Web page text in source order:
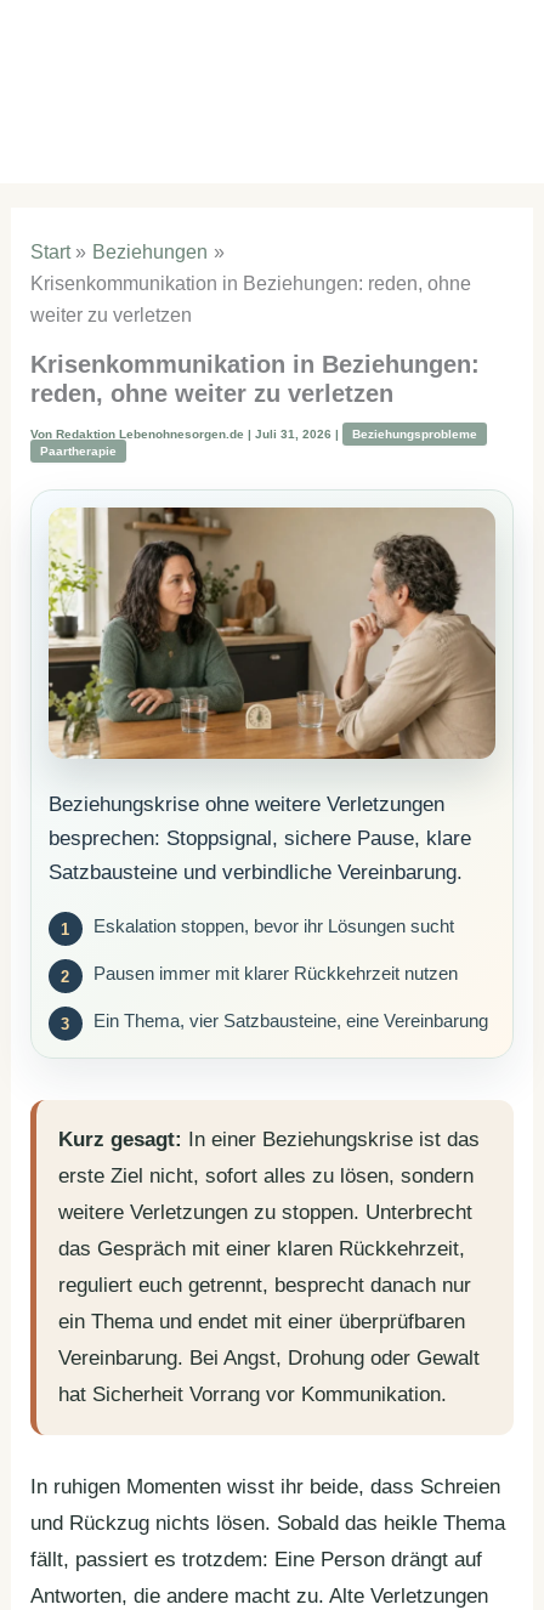
Start
Beziehungen
Krisenkommunikation in Beziehungen: reden, ohne
weiter zu verletzen
Krisenkommunikation in Beziehungen:
reden, ohne weiter zu verletzen
Von Redaktion Lebenohnesorgen.de | Juli 31, 2026 |
Beziehungsprobleme
Paartherapie
Beziehungskrise ohne weitere Verletzungen
besprechen: Stoppsignal, sichere Pause, klare
Satzbausteine und verbindliche Vereinbarung.
Eskalation stoppen, bevor ihr Lösungen sucht
Pausen immer mit klarer Rückkehrzeit nutzen
Ein Thema, vier Satzbausteine, eine Vereinbarung
Kurz gesagt: In einer Beziehungskrise ist das
erste Ziel nicht, sofort alles zu lösen, sondern
weitere Verletzungen zu stoppen. Unterbrecht
das Gespräch mit einer klaren Rückkehrzeit,
reguliert euch getrennt, besprecht danach nur
ein Thema und endet mit einer überprüfbaren
Vereinbarung. Bei Angst, Drohung oder Gewalt
hat Sicherheit Vorrang vor Kommunikation.
In ruhigen Momenten wisst ihr beide, dass Schreien
und Rückzug nichts lösen. Sobald das heikle Thema
fällt, passiert es trotzdem: Eine Person drängt auf
Antworten, die andere macht zu. Alte Verletzungen